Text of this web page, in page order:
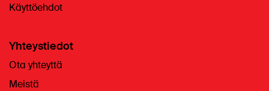
Käyttöehdot
Yhteystiedot
Ota yhteyttä
Meistä